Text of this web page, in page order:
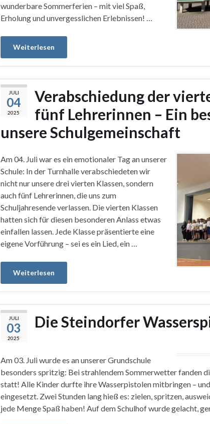
wunderbare Sommerferien – mit viel Spaß,
Erholung und unvergesslichen Erlebnissen! …
Weiterlesen
JULI
04
2025
Verabschiedung der
fünf Lehrerinnen – Ein
unsere Schulgemeinschaft
Am 04. Juli war es ein emotionaler Tag an unserer
Schule: In der Turnhalle verabschiedeten wir
nicht nur unsere drei vierten Klassen, sondern
auch fünf Lehrerinnen, die uns zum
Schuljahresende verlassen. Die vierten Klassen
hatten sich für diesen besonderen Anlass etwas
einfallen lassen. Jede Klasse präsentierte eine
eigene Vorführung – sei es ein Lied, ein …
Weiterlesen
JULI
03
2025
Die Steindorfer
Am 03. Juli wurde es an unserer Grundschule
besonders spritzig: Bei strahlendem Sommerwetter fanden
statt! Alle Kinder durfte ihre Wasserpistolen mitbringen –
eingesetzt. Zwei Stunden lang hieß es: zielen, spritzen,
jede Menge Spaß haben! Auf dem Schulhof wurde gelacht,